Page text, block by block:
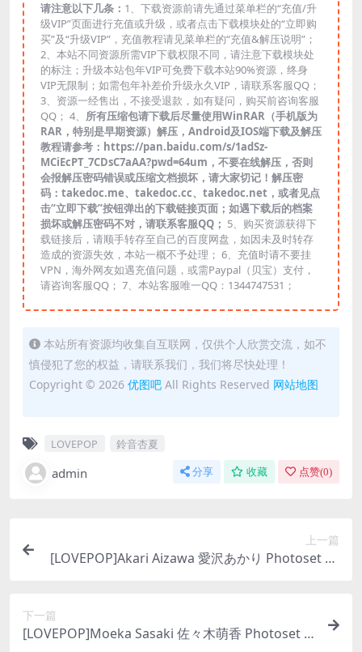
请注意以下几条： 1、下载资源前请先通过菜单栏的“充值/升
级VIP”页面进行充值或升级，或者点击下载模块处的“立即购
买”及“升级VIP”，充值教程请见菜单栏的“充值&解压说明”；
2、本站不同资源所需VIP下载权限不同，请注意下载模块处
的标注；升级本站包年VIP可免费下载本站90%资源，终身
VIP无限制；如需包年补差价升级永久VIP，请联系客服QQ；
3、资源一经售出，不接受退款，如有疑问，购买前咨询客服
QQ； 4、 所有压缩包请下载后尽量使用WinRAR（手机版为
RAR，特别是早期资源）解压，Android及IOS端下载及解压
教程请参考：https://pan.baidu.com/s/1adSz-
MCiEcPT_7CDsC7aAA?pwd=64um，不要在线解压，否则
会报解压密码错误或压缩文档损坏，请大家切记！解压密
码：takedoc.me、takedoc.cc、takedoc.net，或者见点
击“立即下载”按钮弹出的下载链接页面；如遇下载后的档案
损坏或解压密码不对，请联系客服QQ； 5、购买资源获得下
载链接后，请顺手转存至自己的百度网盘，如因未及时转存
造成的资源失效，本站一概不予处理； 6、充值时请不要挂
VPN，海外网友如遇充值问题，或需Paypal（贝宝）支付，
请咨询客服QQ； 7、本站客服唯一QQ：1344747531；
本站所有资源均收集自互联网，仅供个人欣赏交流，如不
慎侵犯了您的权益，请联系我们，我们将尽快处理！
Copyright © 2026 优图吧 All Rights Reserved 网站地图
LOVEPOP 鈴音杏夏
admin 分享 收藏 点赞(0)
上一篇
[LOVEPOP]Akari Aizawa 愛沢あかり Photoset 02
下一篇
[LOVEPOP]Moeka Sasaki 佐々木萌香 Photoset 4